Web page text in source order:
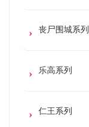
丧尸围城系列
乐高系列
仁王系列